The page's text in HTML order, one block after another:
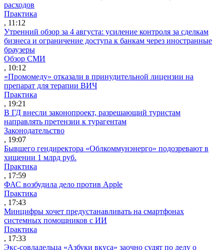
расходов
Практика
, 11:12
Утренний обзор за 4 августа: усиление контроля за сделкам
бизнеса и ограничение доступа к банкам через иностранные
браузеры
Обзор СМИ
, 10:12
«Промомеду» отказали в принудительной лицензии на
препарат для терапии ВИЧ
Практика
, 19:21
В ГД внесли законопроект, разрешающий туристам
направлять претензии к турагентам
Законодательство
, 19:07
Бывшего гендиректора «Облкоммунэнерго» подозревают в
хищении 1 млрд руб.
Практика
, 17:59
ФАС возбудила дело против Apple
Практика
, 17:43
Минцифры хочет предустанавливать на смартфонах
системных помощников с ИИ
Практика
, 17:33
Экс-совладельца «Азбуки вкуса» заочно судят по делу о